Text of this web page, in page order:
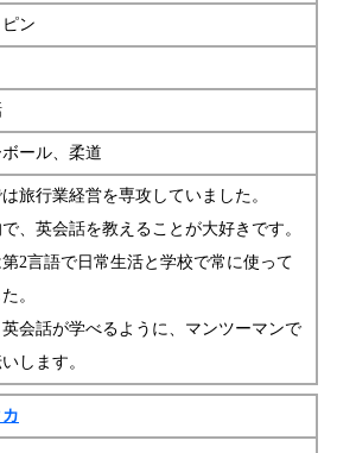
ン
ール、柔道
旅行業経営を専攻していました。
、英会話を教えることが大好きです。
2言語で日常生活と学校で常に使って
。
会話が学べるように、マンツーマンで
します。